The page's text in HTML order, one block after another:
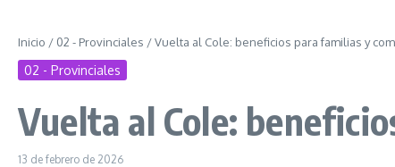
Inicio / 02 - Provinciales /Vuelta al Cole: beneficios para familias y
02 - Provinciales
Vuelta al Cole:
13 de febrero de 2026